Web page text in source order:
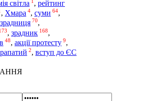
світла , рейтинг
, Хмара 4, суми 64,
зрадниця 70,
, зрадник 168,
48, акції протесту 9,
2, вступ до ЄС